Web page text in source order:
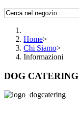
Home>
Chi Siamo>
Informazioni
DOG CATERING